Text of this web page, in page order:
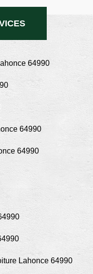
64990
64990
64990
Lahonce 64990